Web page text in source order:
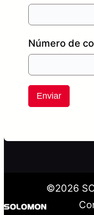
Número de
Enviar
©2026